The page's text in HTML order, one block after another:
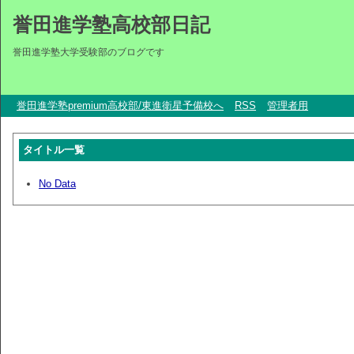
誉田進学塾高校部日記
誉田進学塾大学受験部のブログです
誉田進学塾premium高校部/東進衛星予備校へ RSS 管理者用
タイトル一覧
No Data